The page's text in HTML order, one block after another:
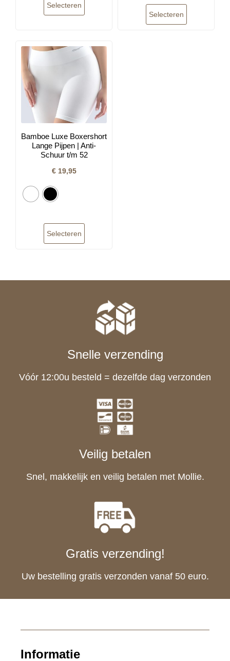
Selecteren
Selecteren
Bamboe Luxe Boxershort
Lange Pijpen | Anti-
Schuur t/m 52
€19,95
Selecteren
Snelle verzending
Vóór 12:00u besteld = dezelfde dag verzonden
Veilig betalen
Snel, makkelijk en veilig betalen met Mollie.
Gratis verzending!
Uw bestelling gratis verzonden vanaf 50 euro.
Informatie